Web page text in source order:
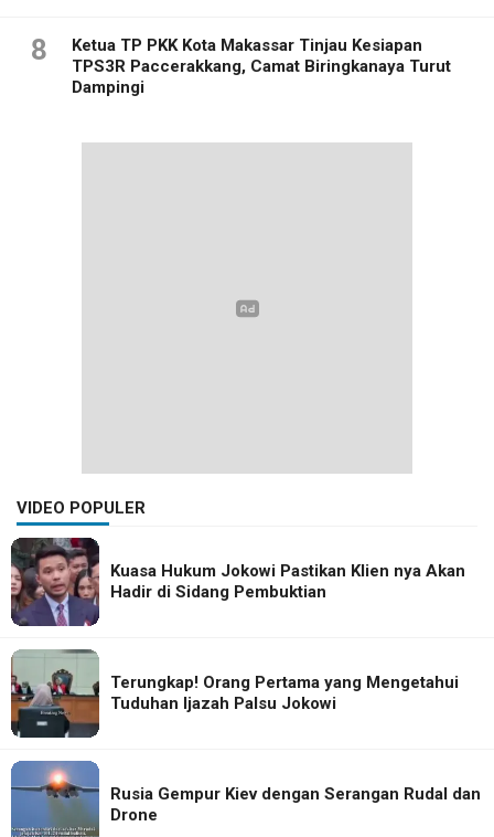
8
Ketua TP PKK Kota Makassar Tinjau Kesiapan
TPS3R Paccerakkang, Camat Biringkanaya Turut
Dampingi
VIDEO POPULER
Kuasa Hukum Jokowi Pastikan Klien nya Akan
Hadir di Sidang Pembuktian
Terungkap! Orang Pertama yang Mengetahui
Tuduhan Ijazah Palsu Jokowi
Rusia Gempur Kiev dengan Serangan Rudal dan
Drone